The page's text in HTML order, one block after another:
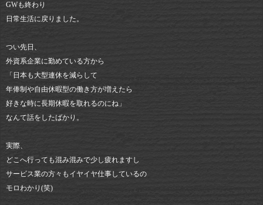
GWも終わり
日常生活に戻りました。
つい先日、
外資系企業に勤めている方から
「日本も大型連休を減らして
年俸制や自由休暇型の働き方が増えたら
好きな時に長期休暇を取れるのにね」
なんて話をしたばかり。
実際、
どこへ行っても混み混みで少し疲れますし
サービス業の方々もイヤイヤ仕事しているの
モロわかり(笑)